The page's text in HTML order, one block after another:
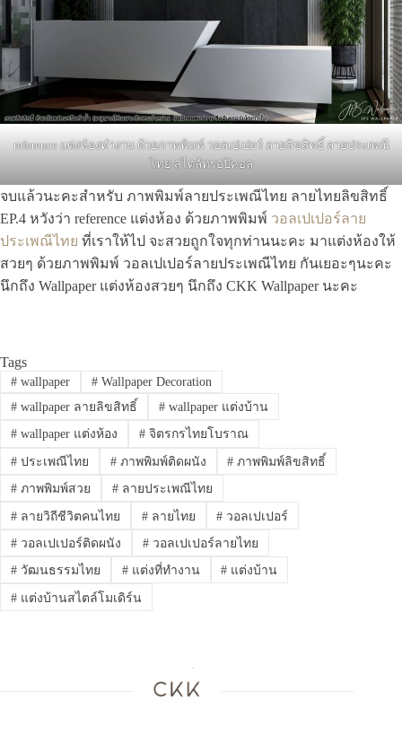
reference แต่งห้องทำงาน ด้วยภาพพิมพ์ วอลเปเปอร์ ลายลิขสิทธิ์ ลายประเพณี
ไทย สไตล์ทรอปิคอล
จบแล้วนะคะสำหรับ ภาพพิมพ์ลายประเพณีไทย ลายไทยลิขสิทธิ์
EP.4 หวังว่า reference แต่งห้อง ด้วยภาพพิมพ์ วอลเปเปอร์ลาย
ประเพณีไทย ที่เราให้ไป จะสวยถูกใจทุกท่านนะคะ มาแต่งห้องให้
สวยๆ ด้วยภาพพิมพ์ วอลเปเปอร์ลายประเพณีไทย กันเยอะๆนะคะ
นึกถึง Wallpaper แต่งห้องสวยๆ นึกถึง CKK Wallpaper นะคะ
Tags
#wallpaper #Wallpaper Decoration
#wallpaper ลายลิขสิทธิ์ #wallpaper แต่งบ้าน
#wallpaper แต่งห้อง #จิตรกรไทยโบราณ
#ประเพณีไทย #ภาพพิมพ์ติดผนัง # ภาพพิมพ์ลิขสิทธิ์
#ภาพพิมพ์สวย #ลายประเพณีไทย
#ลายวิถีชีวิตคนไทย #ลายไทย # วอลเปเปอร์
#วอลเปเปอร์ติดผนัง #วอลเปเปอร์ลายไทย
#วัฒนธรรมไทย #แต่งที่ทำงาน # แต่งบ้าน
#แต่งบ้านสไตล์โมเดิร์น